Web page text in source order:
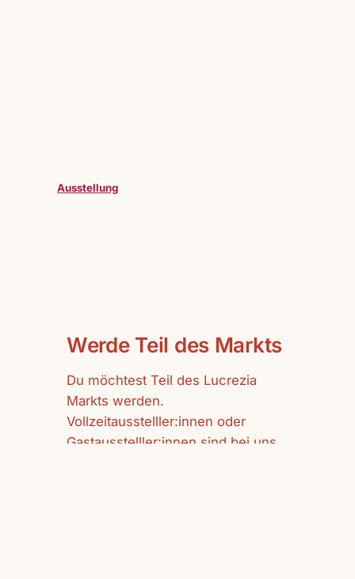
Ausstellung
Werde Teil des Markts
Du möchtest Teil des Lucrezia
Markts werden.
Vollzeitausstelller:innen oder
Gastausstelller:innen sind bei uns